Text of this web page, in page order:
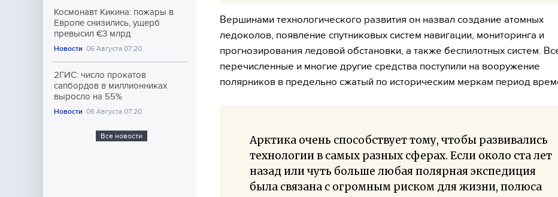
Космонавт Кикина: пожары в
Европе снизились, ущерб
превысил €3 млрд
Новости 06 Августа 07:20
2ГИС: число прокатов
сапбордов в миллионниках
выросло на 55%
Новости 06 Августа 07:20
Все новости
Вершинами технологического развития он назвал создание атомных
ледоколов, появление спутниковых систем навигации, мониторинга и
прогнозирования ледовой обстановки, а также беспилотных систем.
перечисленные и многие другие средства поступили на вооружение
полярников в предельно сжатый по историческим меркам период
Арктика очень способствует тому, чтобы развивались
технологии в самых разных сферах. Если около ста лет
назад или чуть больше любая полярная экспедиция
была связана с огромным риском для жизни, полюса